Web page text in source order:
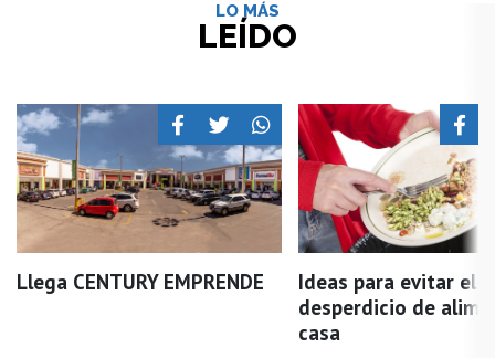
LO MÁS
LEÍDO
Llega CENTURY EMPRENDE
Ideas para evitar el
desperdicio de
casa